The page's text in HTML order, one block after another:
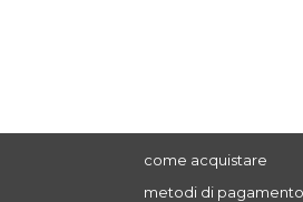
come acquistare
metodi di pagamento